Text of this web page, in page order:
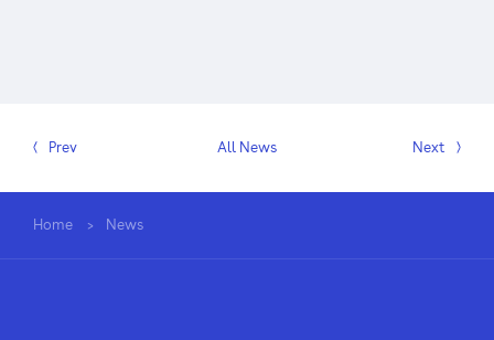
Sustainability
Recruit
Prev All News Next
Home News